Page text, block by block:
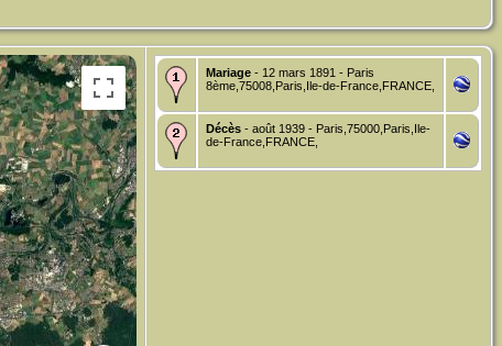
Mariage - 12 mars 1891 - Paris
8ème,75008,Paris,Ile-de-France,FRANCE,
Décès - août 1939 - Paris,75000,Paris,Ile-
de-France,FRANCE,